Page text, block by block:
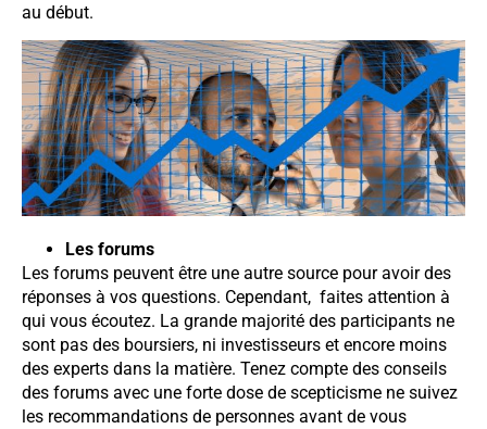
au début.
Les forums
Les forums peuvent être une autre source pour avoir des
réponses à vos questions. Cependant, faites attention à
qui vous écoutez. La grande majorité des participants ne
sont pas des boursiers, ni investisseurs et encore moins
des experts dans la matière. Tenez compte des conseils
des forums avec une forte dose de scepticisme ne suivez
les recommandations de personnes avant de vous